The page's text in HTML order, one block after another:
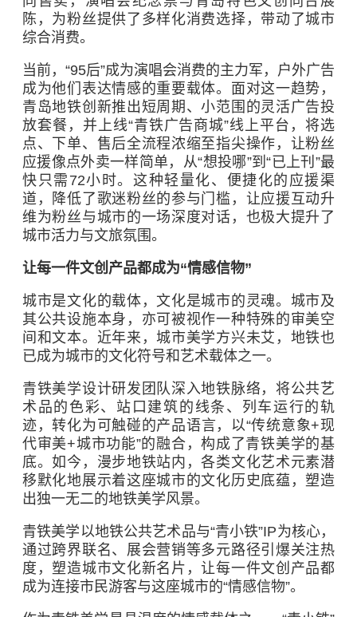
陈，为粉丝提供了多样化消费选择，带动了城市
综合消费。
当前，“95后”成为演唱会消费的主力军，户外广告
成为他们表达情感的重要载体。面对这一趋势，
青岛地铁创新推出短周期、小范围的灵活广告投
放套餐，并上线“青铁广告商城”线上平台，将选
点、下单、售后全流程浓缩至指尖操作，让粉丝
应援像点外卖一样简单，从“想投哪”到“已上刊”最
快只需72小时。这种轻量化、便捷化的应援渠
道，降低了歌迷粉丝的参与门槛，让应援互动升
维为粉丝与城市的一场深度对话，也极大提升了
城市活力与文旅氛围。
让每一件文创产品都成为“情感信物”
城市是文化的载体，文化是城市的灵魂。城市及
其公共设施本身，亦可被视作一种特殊的审美空
间和文本。近年来，城市美学方兴未艾，地铁也
已成为城市的文化符号和艺术载体之一。
青铁美学设计研发团队深入地铁脉络，将公共艺
术品的色彩、站口建筑的线条、列车运行的轨
迹，转化为可触碰的产品语言，以“传统意象+现
代审美+城市功能”的融合，构成了青铁美学的基
底。如今，漫步地铁站内，各类文化艺术元素潜
移默化地展示着这座城市的文化历史底蕴，塑造
出独一无二的地铁美学风景。
青铁美学以地铁公共艺术品与“青小铁”IP为核心，
通过跨界联名、展会营销等多元路径引爆关注热
度，塑造城市文化新名片，让每一件文创产品都
成为连接市民游客与这座城市的“情感信物”。